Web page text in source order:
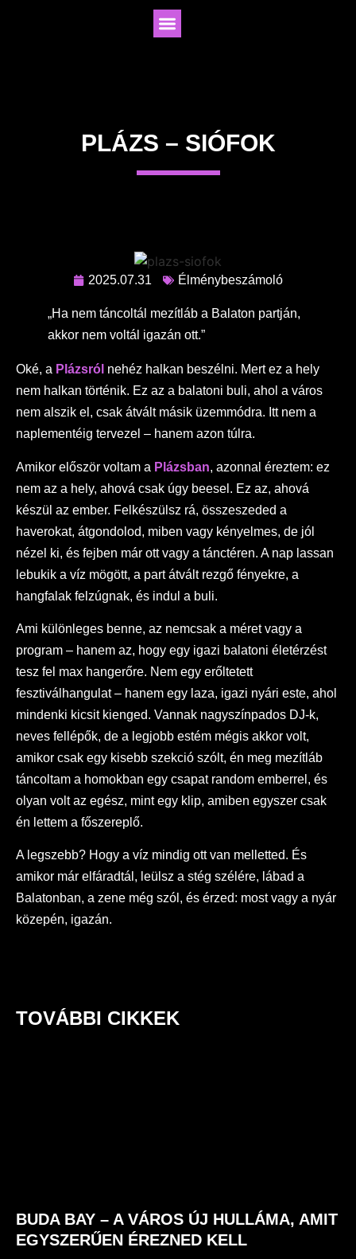
PLÁZS – SIÓFOK
2025.07.31 Élménybeszámoló
„Ha nem táncoltál mezítláb a Balaton partján,
akkor nem voltál igazán ott.”
Oké, a Plázsról nehéz halkan beszélni. Mert ez a hely
nem halkan történik. Ez az a balatoni buli, ahol a város
nem alszik el, csak átvált másik üzemmódra. Itt nem a
naplementéig tervezel – hanem azon túlra.
Amikor először voltam a Plázsban, azonnal éreztem: ez
nem az a hely, ahová csak úgy beesel. Ez az, ahová
készül az ember. Felkészülsz rá, összeszeded a
haverokat, átgondolod, miben vagy kényelmes, de jól
nézel ki, és fejben már ott vagy a tánctéren. A nap lassan
lebukik a víz mögött, a part átvált rezgő fényekre, a
hangfalak felzúgnak, és indul a buli.
Ami különleges benne, az nemcsak a méret vagy a
program – hanem az, hogy egy igazi balatoni életérzést
tesz fel max hangerőre. Nem egy erőltetett
fesztiválhangulat – hanem egy laza, igazi nyári este, ahol
mindenki kicsit kienged. Vannak nagyszínpados DJ-k,
neves fellépők, de a legjobb estém mégis akkor volt,
amikor csak egy kisebb szekció szólt, én meg mezítláb
táncoltam a homokban egy csapat random emberrel, és
olyan volt az egész, mint egy klip, amiben egyszer csak
én lettem a főszereplő.
A legszebb? Hogy a víz mindig ott van melletted. És
amikor már elfáradtál, leülsz a stég szélére, lábad a
Balatonban, a zene még szól, és érzed: most vagy a nyár
közepén, igazán.
TOVÁBBI CIKKEK
BUDA BAY – A VÁROS ÚJ HULLÁMA, AMIT
EGYSZERŰEN ÉREZNED KELL